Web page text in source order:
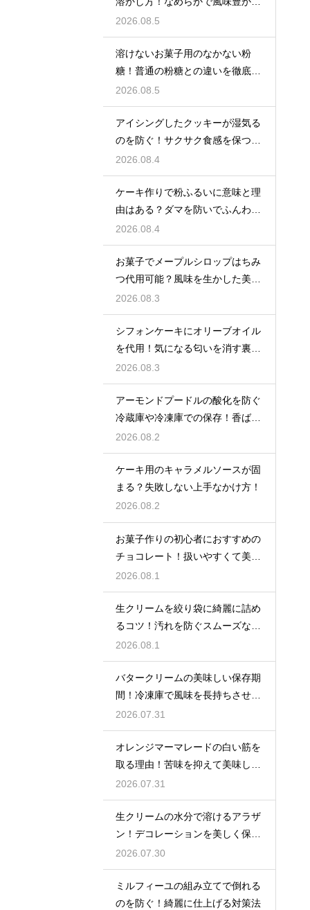
クリームを作る
2026.08.5
溶けないお菓子用のなかない粉
糖！普通の粉糖との違いを徹底解
説
2026.08.5
アイシングしたクッキーが湿気る
のを防ぐ！サクサク食感を保つ裏
技
2026.08.4
ケーキ作りで粉ふるいに意味と理
由はある？ダマを防いでふんわり
と軽い生地に焼き上げるための基
本
2026.08.4
お菓子でメープルシロップはちみ
つ代用可能？風味を生かした美味
しい技
2026.08.3
シフォンケーキにオリーブオイル
を代用！気になる匂いを消す裏ワ
ザ
2026.08.3
アーモンドプードルの酸化を防ぐ
冷蔵庫や冷凍庫での保存！香ばし
い風味を保ってお菓子を美味しく
する
2026.08.2
ケーキ用のキャラメルソースが固
まる？失敗しない上手なかけ方！
2026.08.2
お菓子作りの初心者におすすめの
チョコレート！扱いやすくて美味
しい種類を紹介
2026.08.1
生クリームを絞り袋に綺麗に詰め
るコツ！汚れを防ぐスムーズな入
れ方
2026.08.1
バタークリームの美味しい保存期
間！冷凍庫で風味を長持ちさせる
コツ
2026.07.31
オレンジマーマレードの白い筋を
取る理由！苦味を抑えて美味しい
ジャムに仕上げる
2026.07.31
生クリームの水分で溶けるアラザ
ン！デコレーションを美しく保つ
ための飾るタイミングとコツ
2026.07.30
ミルフィーユの組み立てで倒れる
のを防ぐ！綺麗に仕上げる対策法